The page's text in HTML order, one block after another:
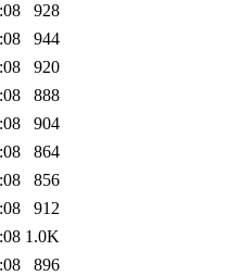
928
944
920
888
904
864
856
912
1.0K
896